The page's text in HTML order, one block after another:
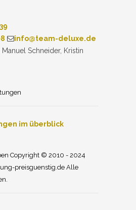
info@team-deluxe.de
Schneider, Kristin
im überblick
Copyright © 2010 - 2024
preisguenstig.de Alle